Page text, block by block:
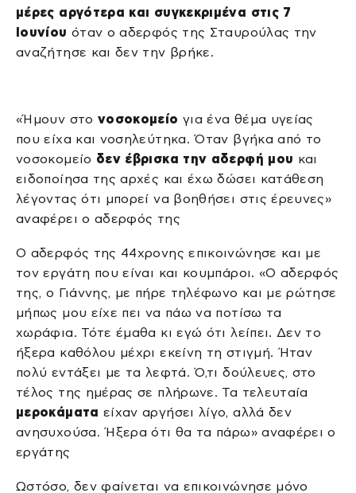
μέρες αργότερα και συγκεκριμένα στις 7
Ιουνίου όταν ο αδερφός της Σταυρούλας την
αναζήτησε και δεν την βρήκε.
«Ήμουν στο νοσοκομείο για ένα θέμα υγείας
που είχα και νοσηλεύτηκα. Όταν βγήκα από το
νοσοκομείο δεν έβρισκα την αδερφή μου και
ειδοποίησα της αρχές και έχω δώσει κατάθεση
λέγοντας ότι μπορεί να βοηθήσει στις έρευνες»
αναφέρει ο αδερφός της
Ο αδερφός της 44χρονης επικοινώνησε και με
τον εργάτη που είναι και κουμπάροι. «Ο αδερφός
της, ο Γιάννης, με πήρε τηλέφωνο και με ρώτησε
μήπως μου είχε πει να πάω να ποτίσω τα
χωράφια. Τότε έμαθα κι εγώ ότι λείπει. Δεν το
ήξερα καθόλου μέχρι εκείνη τη στιγμή. Ήταν
πολύ εντάξει με τα λεφτά. Ό,τι δούλευες, στο
τέλος της ημέρας σε πλήρωνε. Τα τελευταία
μεροκάματα είχαν αργήσει λίγο, αλλά δεν
ανησυχούσα. Ήξερα ότι θα τα πάρω» αναφέρει ο
εργάτης
Ωστόσο, δεν φαίνεται να επικοινώνησε μόνο